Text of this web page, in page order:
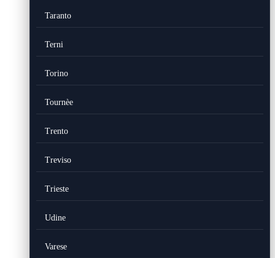
Taranto
Terni
Torino
Tournèe
Trento
Treviso
Trieste
Udine
Varese